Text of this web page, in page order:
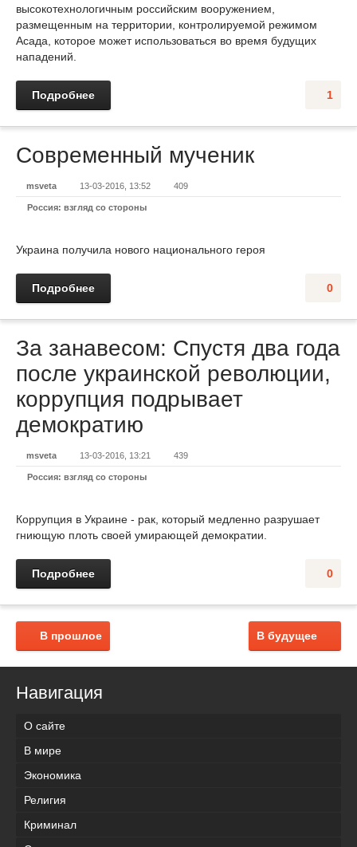
высокотехнологичным российским вооружением,
размещенным на территории, контролируемой режимом
Асада, которое может использоваться во время будущих
нападений.
1
Подробнее
Современный мученик
msveta 13-03-2016, 13:52 409
Россия: взгляд со стороны
Украина получила нового национального героя
0
Подробнее
За занавесом: Спустя два года
после украинской революции,
коррупция подрывает
демократию
msveta 13-03-2016, 13:21 439
Россия: взгляд со стороны
Коррупция в Украине - рак, который медленно разрушает
гниющую плоть своей умирающей демократии.
0
Подробнее
В будущее
В прошлое
Навигация
О сайте
В мире
Экономика
Религия
Криминал